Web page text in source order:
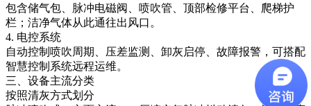
包含储气包、脉冲电磁阀、喷吹管、顶部检修平台、爬梯护
栏；洁净气体从此通往出风口。
4. 电控系统
自动控制喷吹周期、压差监测、卸灰启停、故障报警，可搭配
智慧控制系统远程运维。
三、设备主流分类
按照清灰方式划分